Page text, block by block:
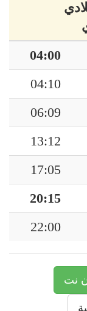
04:00
04:10
06:09
13:12
17:05
20:15
22:00
نت